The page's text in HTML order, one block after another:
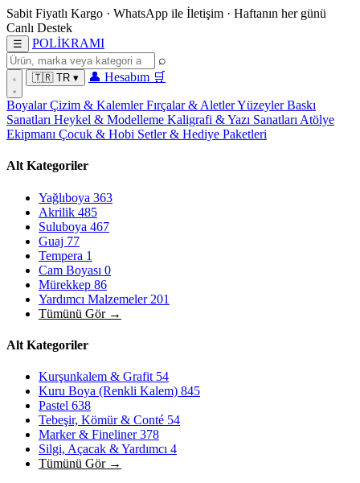
Sabit Fiyatlı Kargo · WhatsApp ile İletişim · Haftanın her günü
Canlı Destek
☰ POLİKRAMI
⌕
🇹🇷 TR ▾ 👤 Hesabım 🛒
BoyalarÇizim & KalemlerFırçalar & AletlerYüzeylerBaskı
Sanatları Heykel & Modelleme Kaligrafi & Yazı Sanatları Atölye
Ekipmanı Çocuk & Hobi Setler & Hediye Paketleri
Alt Kategoriler
Yağlıboya 363
Akrilik 485
Suluboya 467
Guaj 77
Tempera 1
Cam Boyası 0
Mürekkep 86
Yardımcı Malzemeler 201
Tümünü Gör →
Alt Kategoriler
Kurşunkalem & Grafit 54
Kuru Boya (Renkli Kalem) 845
Pastel 638
Tebeşir, Kömür & Conté 54
Marker & Fineliner378
Silgi, Açacak & Yardımcı 4
Tümünü Gör →